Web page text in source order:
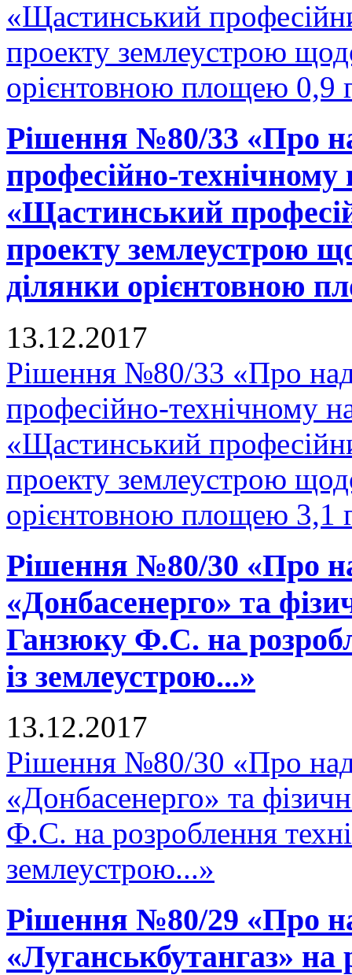
«Щастинський
проекту землеустрою
орієнтовною площею 0,9
Рішення №80/33 «Про
професійно-
«Щастинський
проекту землеустрою
ділянки орієнтовною
13.12.2017
Рішення №80/33 «Про
професійно-технічному
«Щастинський
проекту землеустрою
орієнтовною площею 3,1
Рішення №80/30 «Про
«Донбасенерго» та
Ганзюку Ф.С. на
із землеустрою...»
13.12.2017
Рішення №80/30 «Про
«Донбасенерго» та
Ф.С. на розроблення
землеустрою...»
Рішення №80/29 «Про
«Луганськбутангаз» на